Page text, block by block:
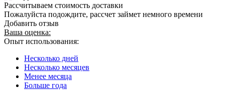
Рассчитываем стоимость доставки
Пожалуйста подождите, рассчет займет немного времени
Добавить отзыв
Ваша оценка:
Опыт использования:
Несколько дней
Несколько месяцев
Менее месяца
Больше года